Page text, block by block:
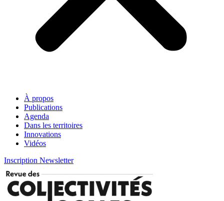
À propos
Publications
Agenda
Dans les territoires
Innovations
Vidéos
Inscription Newsletter